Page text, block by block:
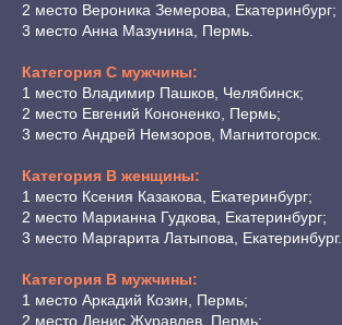
2 место Вероника Земерова, Екатеринбург;
3 место Анна Мазунина, Пермь.
Категория С мужчины:
1 место Владимир Пашков, Челябинск;
2 место Евгений Кононенко, Пермь;
3 место Андрей Немзоров, Магнитогорск.
Категория В женщины:
1 место Ксения Казакова, Екатеринбург;
2 место Марианна Гудкова, Екатеринбург;
3 место Маргарита Латыпова, Екатеринбург.
Категория В мужчины:
1 место Аркадий Козин, Пермь;
2 место Денис Журавлев, Пермь;